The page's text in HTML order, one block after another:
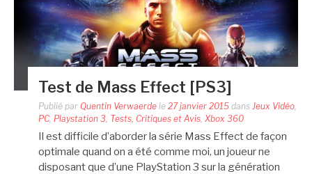
Test de Mass Effect [PS3]
Publié par Quentin Verwaerde le 27 janvier 2015 dans Jeux Vidéo
PC, Playstation 3 Tests, Critiques et Avis Xbox 360
Il est difficile d’aborder la série Mass Effect de façon
optimale quand on a été comme moi, un joueur ne
disposant que d’une PlayStation 3 sur la génération